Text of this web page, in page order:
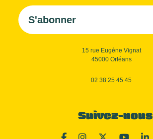
S'abonner
15 rue Eugène Vignat
45000 Orléans
02 38 25 45 45
Suivez-nous